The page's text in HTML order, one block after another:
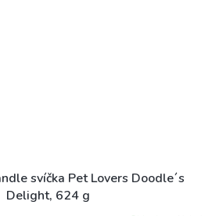
svíčka Pet Lovers Doodle´s
Delight, 624 g